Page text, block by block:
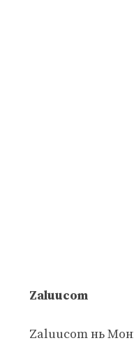
Zaluucom
Zaluucom нь